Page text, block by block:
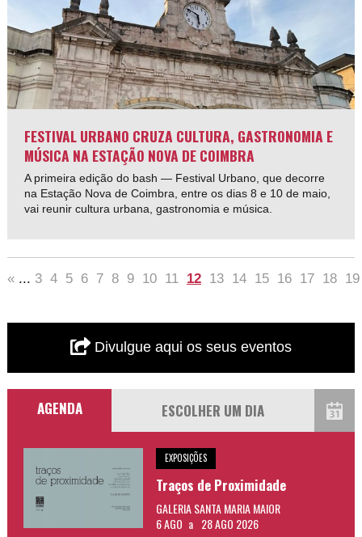
FESTIVAL URBANO CRUZA CULTURA, GASTRONOMIA E
MÚSICA NA ESTAÇÃO NOVA DE COIMBRA
A primeira edição do bash — Festival Urbano, que decorre
na Estação Nova de Coimbra, entre os dias 8 e 10 de maio,
vai reunir cultura urbana, gastronomia e música.
« ... 3 4 5 6 7 8 9 10 11 12 13 14 15 16 17 18 19
Divulgue aqui os seus eventos
AGENDA
EXPOSIÇÕES
Traços de Proximidade
GALERIA SANTA MARIA MAIOR
6 AGO a 28 AGO 2026